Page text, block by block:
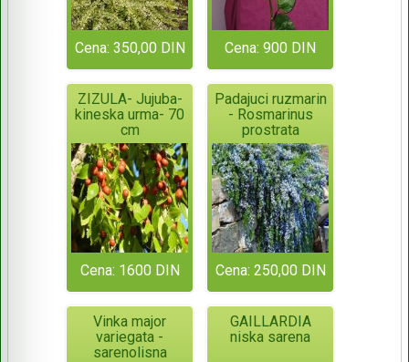
Cena: 350,00 DIN Cena: 900 DIN
ZIZULA- Jujuba-
kineska urma- 70
cm
Cena: 1600 DIN
Padajuci ruzmarin
- Rosmarinus
prostrata
Cena: 250,00 DIN
Vinka major
variegata -
sarenolisna
GAILLARDIA
niska sarena